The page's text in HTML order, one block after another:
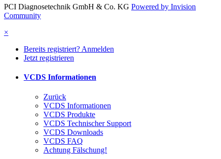
PCI Diagnosetechnik GmbH & Co. KG Powered by Invision
Community
×
Bereits registriert? Anmelden
Jetzt registrieren
VCDS Informationen
Zurück
VCDS Informationen
VCDS Produkte
VCDS Technischer Support
VCDS Downloads
VCDS FAQ
Achtung Fälschung!